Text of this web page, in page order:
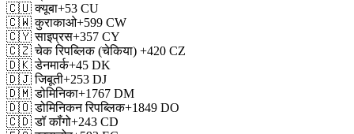
🇨🇺 क्यूबा+53 CU
🇨🇼 कुराकाओ+599 CW
🇨🇾 साइप्रस+357 CY
🇨🇿 चेक रिपब्लिक (चेकिया) +420 CZ
🇩🇰 डेनमार्क+45 DK
🇩🇯 जिबूती+253 DJ
🇩🇲 डोमिनिका+1767 DM
🇩🇴 डोमिनिकन रिपब्लिक+1849 DO
🇨🇩 डॉ कॉंगो+243 CD